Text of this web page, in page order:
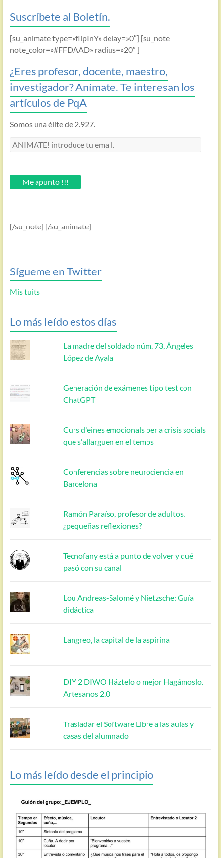
Suscríbete al Boletín.
[su_animate type=»flipInY» delay=»0″] [su_note
note_color=»#FFDAAD» radius=»20″ ]
¿Eres profesor, docente, maestro,
investigador? Anímate. Te interesan los
artículos de PqA
Somos una élite de 2.927.
ANIMATE!
email.Me apunto !!!
[/su_note] [/su_animate]
Sígueme en Twitter
Mis tuits
Lo más leído estos días
La madre del soldado núm. 73, Ángeles
López de Ayala
Generación de exámenes tipo test con
ChatGPT
Curs d'eines emocionals per a crisis socials
que s'allarguen en el temps
Conferencias sobre neurociencia en
Barcelona
Ramón Paraíso, profesor de adultos,
¿pequeñas reflexiones?
Tecnofany está a punto de volver y qué
pasó con su canal
Lou Andreas-Salomé y Nietzsche: Guía
didáctica
Langreo, la capital de la aspirina
DIY 2 DIWO Háztelo o mejor Hagámoslo.
Artesanos 2.0
Trasladar el Software Libre a las aulas y
casas del alumnado
Lo más leído desde el principio